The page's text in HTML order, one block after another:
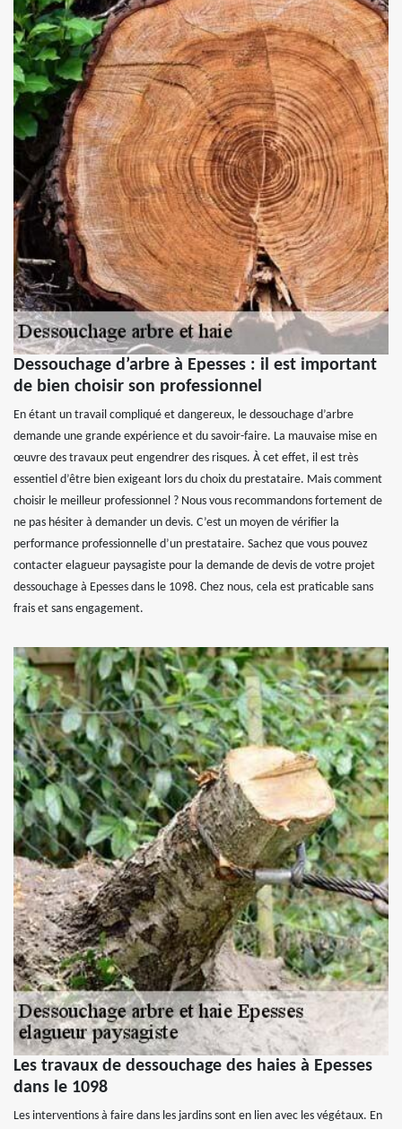
Dessouchage d’arbre à Epesses : il est important
de bien choisir son professionnel
En étant un travail compliqué et dangereux, le dessouchage d’arbre
demande une grande expérience et du savoir-faire. La mauvaise mise en
œuvre des travaux peut engendrer des risques. À cet effet, il est très
essentiel d’être bien exigeant lors du choix du prestataire. Mais comment
choisir le meilleur professionnel ? Nous vous recommandons fortement de
ne pas hésiter à demander un devis. C’est un moyen de vérifier la
performance professionnelle d’un prestataire. Sachez que vous pouvez
contacter elagueur paysagiste pour la demande de devis de votre projet
dessouchage à Epesses dans le 1098. Chez nous, cela est praticable sans
frais et sans engagement.
Les travaux de dessouchage des haies à Epesses
dans le 1098
Les interventions à faire dans les jardins sont en lien avec les végétaux. En